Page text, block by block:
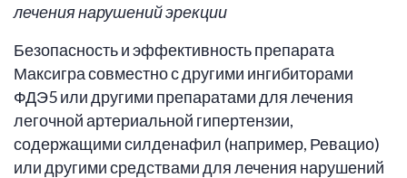
лечения нарушений эрекции
Безопасность и эффективность препарата
Максигра совместно с другими ингибиторами
ФДЭ5 или другими препаратами для лечения
легочной артериальной гипертензии,
содержащими силденафил (например, Ревацио)
или другими средствами для лечения нарушений